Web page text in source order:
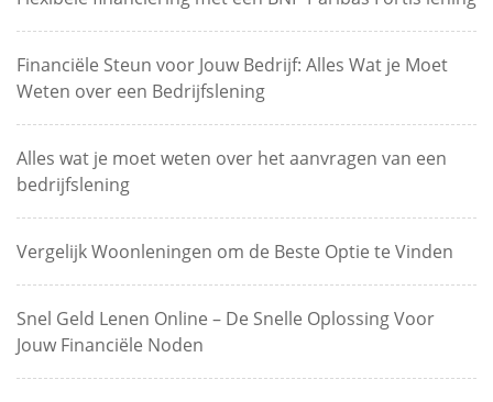
Financiële Steun voor Jouw Bedrijf: Alles Wat je Moet
Weten over een Bedrijfslening
Alles wat je moet weten over het aanvragen van een
bedrijfslening
Vergelijk Woonleningen om de Beste Optie te Vinden
Snel Geld Lenen Online – De Snelle Oplossing Voor
Jouw Financiële Noden